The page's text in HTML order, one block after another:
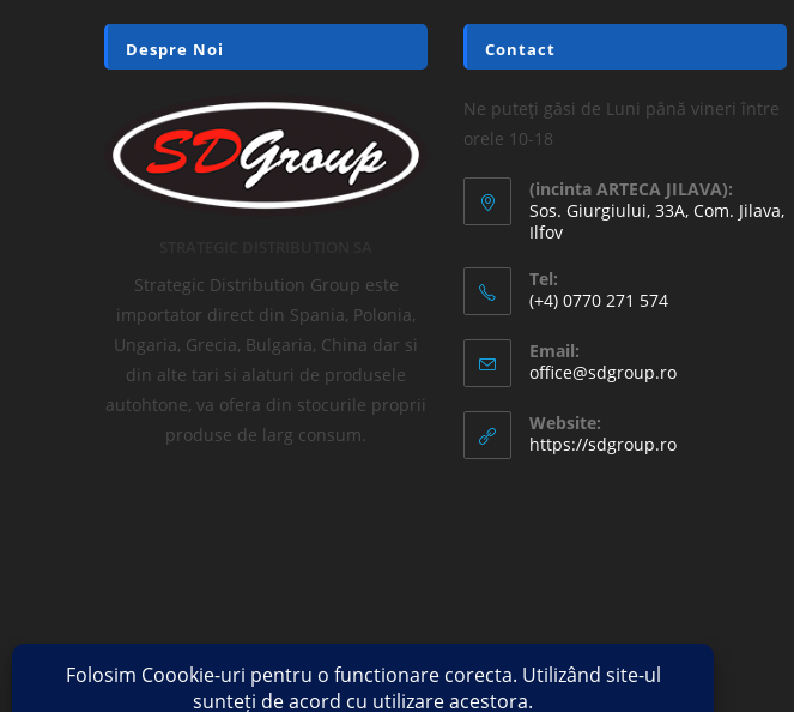
Despre Noi
Strategic Distribution Group este
importator direct din Spania, Polonia,
Ungaria, Grecia, Bulgaria, China dar si
din alte tari si alaturi de produsele
autohtone, va ofera din stocurile proprii
produse de larg consum.
Contact
Ne puteți găsi de Luni până vineri între
orele 10-18
(incinta ARTECA JILAVA):
Sos. Giurgiului, 33A, Com. Jilava,
Ilfov
Tel:
(+4) 0770 271 574
Email:
office@sdgroup.ro
Website:
https://sdgroup.ro